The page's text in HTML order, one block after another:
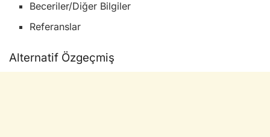
Beceriler/Diğer Bilgiler
Referanslar
Alternatif Özgeçmiş